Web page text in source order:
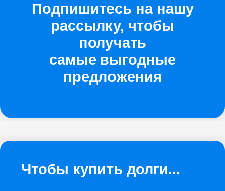
Подпишитесь на нашу
рассылку, чтобы
получать
самые выгодные
предложения
Чтобы купить долги...